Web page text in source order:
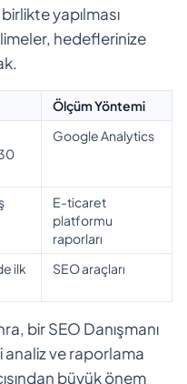
yapılması
hedeflerinize
Ölçüm Yöntemi
Google Analytics
E-ticaret
platformu
raporları
ilk
SEO araçları
bir SEO Danışmanı
ve raporlama
büyük önem